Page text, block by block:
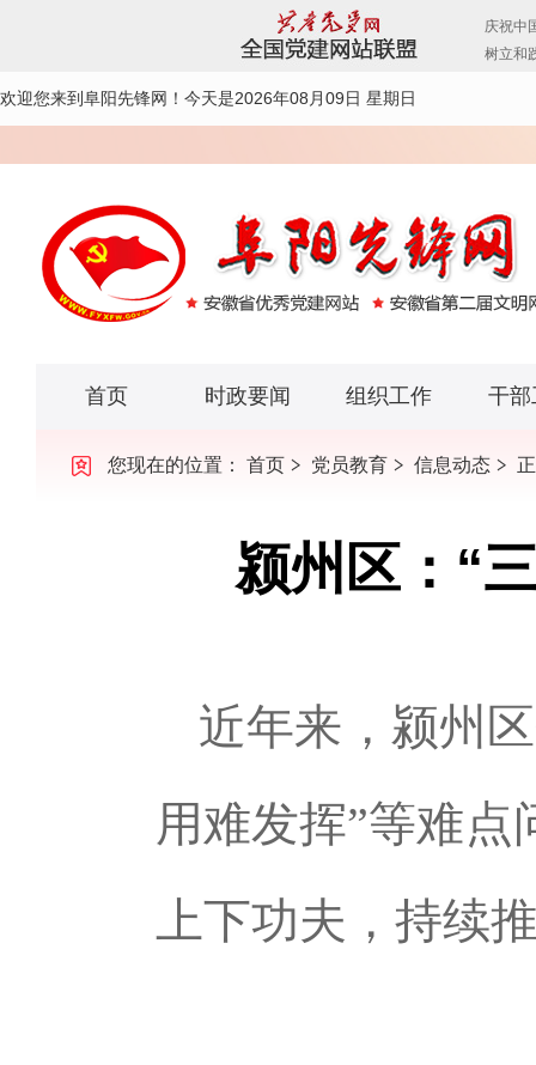
欢迎您来到阜阳先锋网！ 今天是2026年08月09日 星期日
首页 时政要闻 组织工作 干部
您现在的位置： 首页 党员教育 信息动态
颍州区：“
近年来，颍州
用难发挥”等难
上下功夫，持续